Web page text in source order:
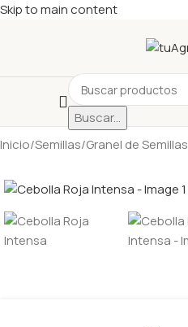
Skip to main content
Buscar...
Inicio/Semillas/Granel de Semillas